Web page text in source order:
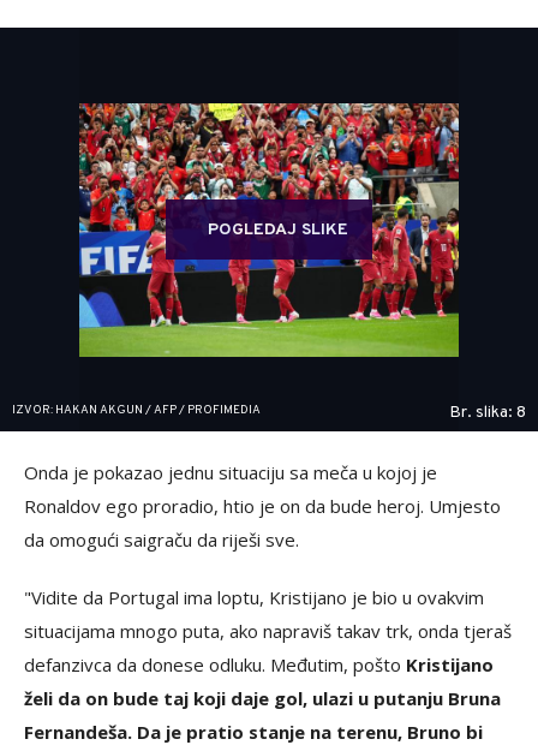
POGLEDAJ SLIKE
IZVOR: HAKAN AKGUN / AFP / PROFIMEDIA Br. slika: 8
Onda je pokazao jednu situaciju sa meča u kojoj je
Ronaldov ego proradio, htio je on da bude heroj. Umjesto
da omogući saigraču da riješi sve.
"Vidite da Portugal ima loptu, Kristijano je bio u ovakvim
situacijama mnogo puta, ako napraviš takav trk, onda tjeraš
defanzivca da donese odluku. Međutim, pošto Kristijano
želi da on bude taj koji daje gol, ulazi u putanju Bruna
Fernandeša. Da je pratio stanje na terenu, Bruno bi